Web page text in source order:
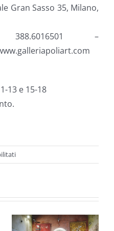
Gran Sasso 35, Milano,
–
13 e 15-18
su
ALBERTO
AGOSTINO
BONALUMI
avanguardia